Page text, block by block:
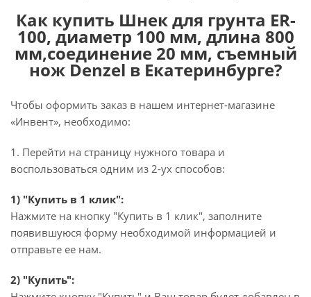
Как купить Шнек для грунта ER-
100, диаметр 100 мм, длина 800
мм,соединение 20 мм, съемный
нож Denzel в Екатеринбурге?
Чтобы оформить заказ в нашем интернет-магазине
«Инвент», необходимо:
1. Перейти на страницу нужного товара и
воспользоваться одним из 2-ух способов:
1) "Купить в 1 клик":
Нажмите на кнопку "Купить в 1 клик", заполните
появившуюся форму необходимой информацией и
отправьте ее нам.
2) "Купить":